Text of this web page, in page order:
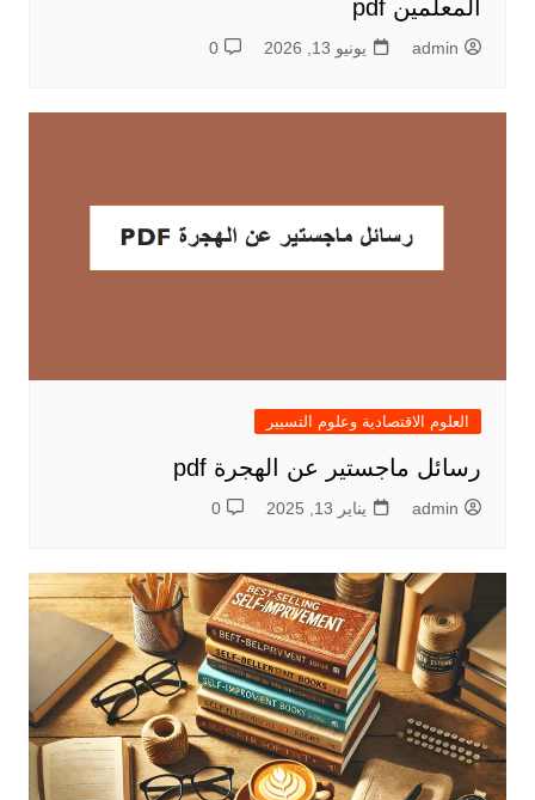
المعلمين pdf
admin يونيو 13, 2026 0
العلوم الاقتصادية وعلوم التسيير
رسائل ماجستير عن الهجرة pdf
admin يناير 13, 2025 0